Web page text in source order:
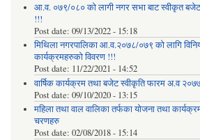
आ.व. ०७९/०८० को लागी नगर सभा बाट स्वीकृत
!!!
Post date: 09/13/2022 - 15:18
मिथिला नगरपालिका आ.व.२०७८/०७९ को लागि
कार्यक्रमहरुको विवरण !!!
Post date: 11/22/2021 - 14:52
वार्षिक कार्यक्रम तथा बजेट स्वीकृति फारम अ.व
Post date: 09/10/2020 - 13:15
महिला तथा वाल वालिका तर्फका याेजना तथा
चरणहरु
Post date: 02/08/2018 - 15:14